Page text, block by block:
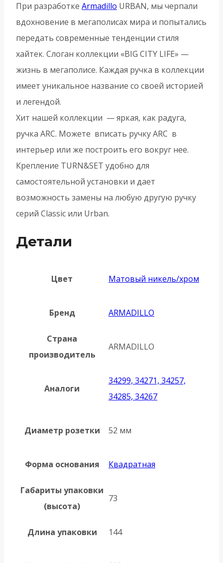
При разработке Armadillo URBAN, мы черпали
вдохновение в мегаполисах мира и попытались
передать современные тенденции стиля
хайтек. Слоган коллекции «BIG CITY LIFE» —
жизнь в мегаполисе. Каждая ручка в коллекции
имеет уникальное название со своей историей
и легендой.
Хит нашей коллекции — яркая, как радуга,
ручка ARC. Можете вписать ручку ARC в
интерьер или же построить его вокруг нее.
Крепление TURN&SET удобно для
самостоятельной установки и дает
возможность замены на любую другую ручку
серий Classic или Urban.
Детали
Цвет Матовый никель/хром
Бренд ARMADILLO
Страна
производитель
ARMADILLO
Аналоги
34299, 34271, 34257,
34285, 34267
Диаметр розетки 52 мм
Форма основания Квадратная
Габариты упаковки
(высота)
73
Длина упаковки 144